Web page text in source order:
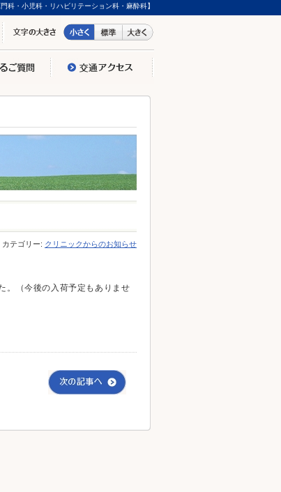
科・小児科・リハビリテーション科・麻酔科】
テゴリー: クリニックからのお知らせ
。（今後の入荷予定もありませ